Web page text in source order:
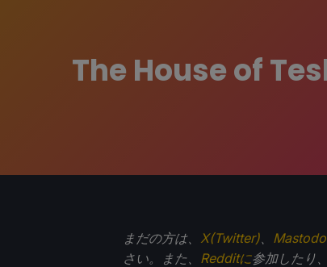
The House of
まだの方は、 X(Twitter)
さい。また、 Redditに参加したり、